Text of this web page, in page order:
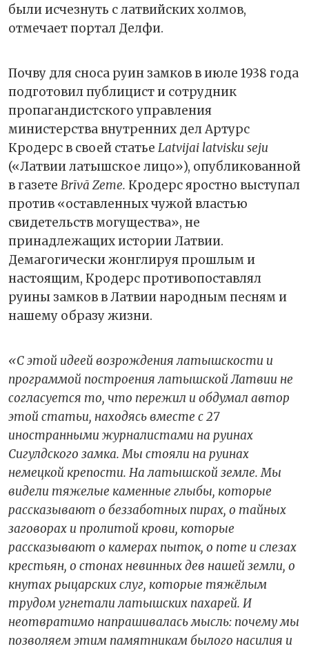
были исчезнуть с латвийских холмов,
отмечает портал Делфи.
Почву для сноса руин замков в июле 1938 года
подготовил публицист и сотрудник
пропагандистского управления
министерства внутренних дел Артурс
Кродерс в своей статье Latvijai latvisku seju
(«Латвии латышское лицо»), опубликованной
в газете Brīvā Zeme. Кродерс яростно выступал
против «оставленных чужой властью
свидетельств могущества», не
принадлежащих истории Латвии.
Демагогически жонглируя прошлым и
настоящим, Кродерс противопоставлял
руины замков в Латвии народным песням и
нашему образу жизни.
«С этой идеей возрождения латышскости и
программой построения латышской Латвии не
согласуется то, что пережил и обдумал автор
этой статьи, находясь вместе с 27
иностранными журналистами на руинах
Сигулдского замка. Мы стояли на руинах
немецкой крепости. На латышской земле. Мы
видели тяжелые каменные глыбы, которые
рассказывают о беззаботных пирах, о тайных
заговорах и пролитой крови, которые
рассказывают о камерах пыток, о поте и слезах
крестьян, о стонах невинных дев нашей земли, о
кнутах рыцарских слуг, которые тяжёлым
трудом угнетали латышских пахарей. И
неотвратимо напрашивалась мысль: почему мы
позволяем этим памятникам былого насилия и